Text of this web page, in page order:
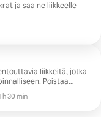
ja saa ne liikkeelle
liikkeitä, jotka
Poistaa
väsymystä ja
h 30 min